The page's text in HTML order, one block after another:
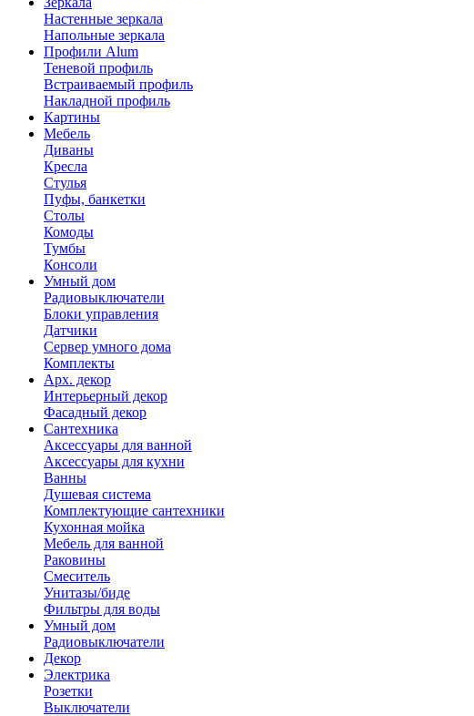
Настенные зеркала
Напольные зеркала
Профили Alum
Теневой профиль
Встраиваемый профиль
Накладной профиль
Картины
Мебель
Диваны
Кресла
Стулья
Пуфы, банкетки
Столы
Комоды
Тумбы
Консоли
Умный дом
Радиовыключатели
Блоки управления
Датчики
Сервер умного дома
Комплекты
Арх. декор
Интерьерный декор
Фасадный декор
Сантехника
Аксессуары для ванной
Аксессуары для кухни
Ванны
Душевая система
Комплектующие сантехники
Кухонная мойка
Мебель для ванной
Раковины
Смеситель
Унитазы/биде
Фильтры для воды
Умный дом
Радиовыключатели
Декор
Электрика
Розетки
Выключатели